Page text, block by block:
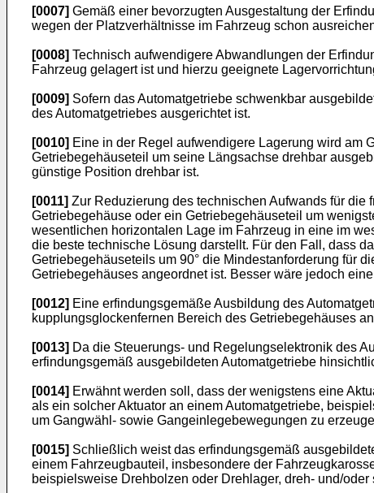
[0007] Gemäß einer bevorzugten Ausgestaltung der
wegen der Platzverhältnisse im Fahrzeug schon
[0008] Technisch aufwendigere Abwandlungen der
Fahrzeug gelagert ist und hierzu geeignete
[0009] Sofern das Automatgetriebe schwenkbar
des Automatgetriebes ausgerichtet ist.
[0010] Eine in der Regel aufwendigere Lagerung wird am
Getriebegehäuseteil um seine Längsachse drehbar
günstige Position drehbar ist.
[0011] Zur Reduzierung des technischen Aufwands für
Getriebegehäuse oder ein Getriebegehäuseteil um
wesentlichen horizontalen Lage im Fahrzeug in eine im
die beste technische Lösung darstellt. Für den Fall, dass
Getriebegehäuseteils um 90° die Mindestanforderung für
Getriebegehäuses angeordnet ist. Besser wäre jedoch
[0012] Eine erfindungsgemäße Ausbildung des
kupplungsglockenfernen Bereich des Getriebegehäuses
[0013] Da die Steuerungs- und Regelungselektronik des
erfindungsgemäß ausgebildeten Automatgetriebe
[0014] Erwähnt werden soll, dass der wenigstens eine
als ein solcher Aktuator an einem Automatgetriebe,
um Gangwähl- sowie Gangeinlegebewegungen zu
[0015] Schließlich weist das erfindungsgemäß
einem Fahrzeugbauteil, insbesondere der
beispielsweise Drehbolzen oder Drehlager, dreh- und/oder